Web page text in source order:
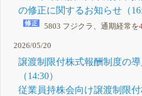
の修正に関するお知らせ（
5803 フジクラ、通期経常を
2026/05/20
譲渡制限付株式報酬制度の
（14:30）
従業員持株会向け譲渡制限